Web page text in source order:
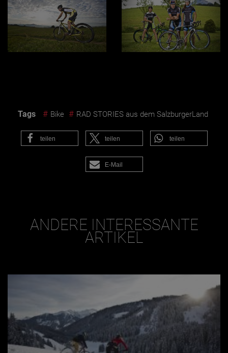
Tags # Bike # RAD STORIES aus dem SalzburgerLand
teilen teilen teilen
E-Mail
ANDERE INTERESSANTE
ARTIKEL